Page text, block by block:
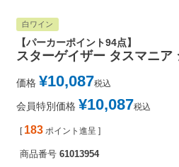
白ワイン
【パーカーポイント94点】
スターゲイザー タスマニア
価格 ¥10,087税込
会員特別価格 ¥10,087税込
[ 183 ポイント進呈 ]
商品番号 61013954